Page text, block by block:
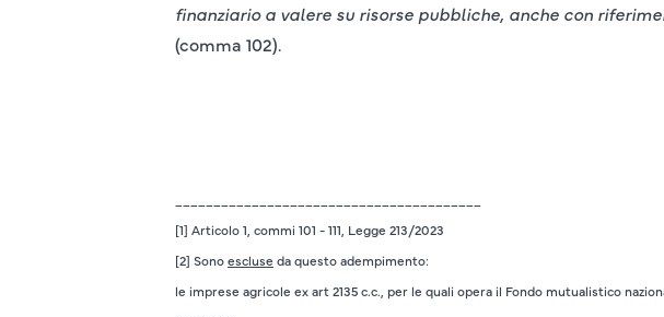
finanziario a valere su risorse pubbliche, anche con
(comma 102).
[1] Articolo 1, commi 101 - 111, Legge 213/2023
[2] Sonoescluse da questo adempimento:
le imprese agricole ex art 2135 c.c., per le quali opera il Fondo mutualistico